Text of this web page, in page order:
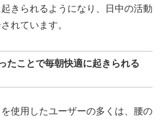
きられるようになり、日中の活動
れています。
たことで毎朝快適に起きられる
使用したユーザーの多くは、腰の